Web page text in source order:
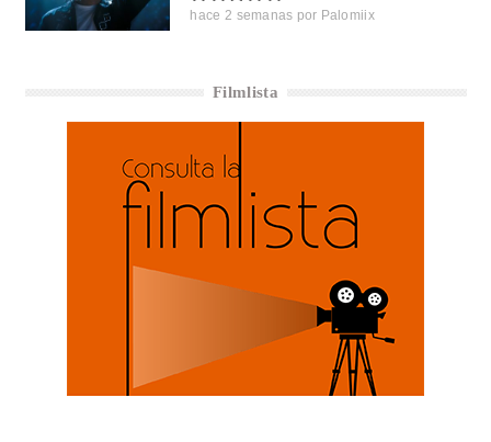
hace 2 semanas por Palomiix
Filmlista